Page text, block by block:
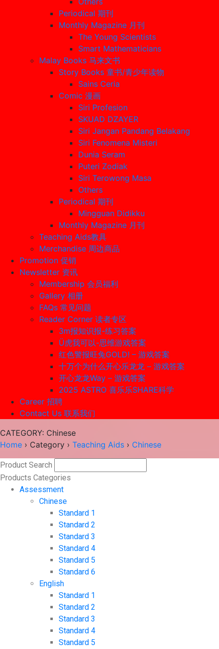
Periodical 期刊
Monthly Magazine 月刊
The Young Scientists
Smart Mathematicians
Malay Books 马来文书
Story Books 童书/青少年读物
Sains Ceria
Comic 漫画
Siri Profesion
SKUAD DZAYER
Siri Jangan Pandang Belakang
Siri Fenomena Misteri
Dunia Seram
Puteri Zodiak
Siri Terowong Masa
Others
Periodical 期刊
Mingguan Didikku
Monthly Magazine 月刊
Teaching Aids教具
Merchandise 周边商品
Promotion 促销
Newsletter 资讯
Membership 会员福利
Gallery 相册
FAQs 常见问题
Reader Corner 读者专区
3m报知识报-练习答案
Ü虎我可以-思维游戏答案
红色警报旺兔GOLD! – 游戏答案
十万个为什么开心乐龙龙 – 游戏答案
开心龙龙Way – 游戏答案
2025 ASTRO 喜乐乐SHARE科学
Career 招聘
Contact Us 联系我们
CATEGORY: Chinese
Home › Category › Teaching Aids › Chinese
Product Search
Products Categories
Assessment
Chinese
Standard 1
Standard 2
Standard 3
Standard 4
Standard 5
Standard 6
English
Standard 1
Standard 2
Standard 3
Standard 4
Standard 5